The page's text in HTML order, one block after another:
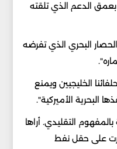
بعمق الدعم الذي تلقته
البحري الذي تفرضه
الخليجيين ويمنع
البحرية الأميركية".
بالمفهوم التقليدي. أراها
على حقل نفط